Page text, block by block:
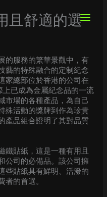
且舒適的選
的服務的繁華景觀中，有
藝的特殊融合的定制紀念
家總部位於香港的公司在
已成為金屬紀念品的一流
市場的各種產品，為自己
殊活動的獎牌到作為珍貴
產品組合證明了其對品質
鐵貼紙，這是一種有用且
公司的必備品。該公司擁
些貼紙具有鮮明、活潑的
者的首選。